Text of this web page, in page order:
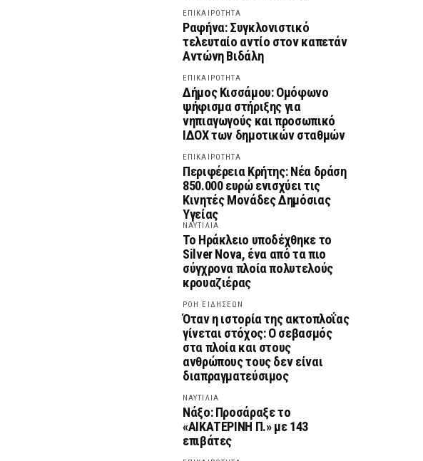
ΕΠΙΚΑΙΡΟΤΗΤΑ
Ραφήνα: Συγκλονιστικό
τελευταίο αντίο στον καπετάν
Αντώνη Βιδάλη
ΕΠΙΚΑΙΡΟΤΗΤΑ
Δήμος Κισσάμου: Ομόφωνο
ψήφισμα στήριξης για
νηπιαγωγούς και προσωπικό
ΙΔΟΧ των δημοτικών σταθμών
ΕΠΙΚΑΙΡΟΤΗΤΑ
Περιφέρεια Κρήτης: Νέα δράση
850.000 ευρώ ενισχύει τις
Κινητές Μονάδες Δημόσιας
Υγείας
ΝΑΥΤΙΛΙΑ
Το Ηράκλειο υποδέχθηκε το
Silver Nova, ένα από τα πιο
σύγχρονα πλοία πολυτελούς
κρουαζιέρας
ΡΟΗ ΕΙΔΗΣΕΩΝ
Όταν η ιστορία της ακτοπλοΐας
γίνεται στόχος: Ο σεβασμός
στα πλοία και στους
ανθρώπους τους δεν είναι
διαπραγματεύσιμος
ΝΑΥΤΙΛΙΑ
Νάξο: Προσάραξε το
«ΑΙΚΑΤΕΡΙΝΗ Π.» με 143
επιβάτες